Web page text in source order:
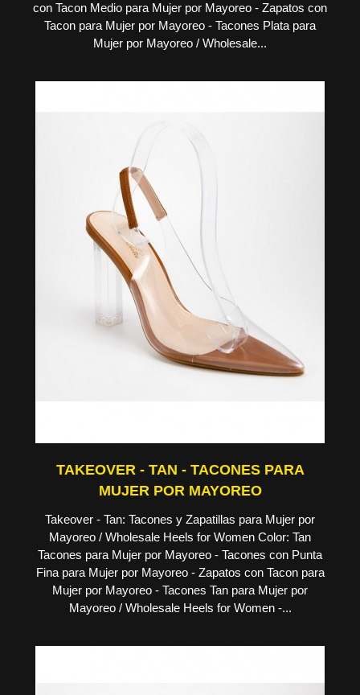
con Tacon Medio para Mujer por Mayoreo - Zapatos con
Tacon para Mujer por Mayoreo - Tacones Plata para
Mujer por Mayoreo / Wholesale...
TAKEOVER - TAN - TACONES PARA
MUJER POR MAYOREO
Takeover - Tan: Tacones y Zapatillas para Mujer por
Mayoreo / Wholesale Heels for Women Color: Tan
Tacones para Mujer por Mayoreo - Tacones con Punta
Fina para Mujer por Mayoreo - Zapatos con Tacon para
Mujer por Mayoreo - Tacones Tan para Mujer por
Mayoreo / Wholesale Heels for Women -...